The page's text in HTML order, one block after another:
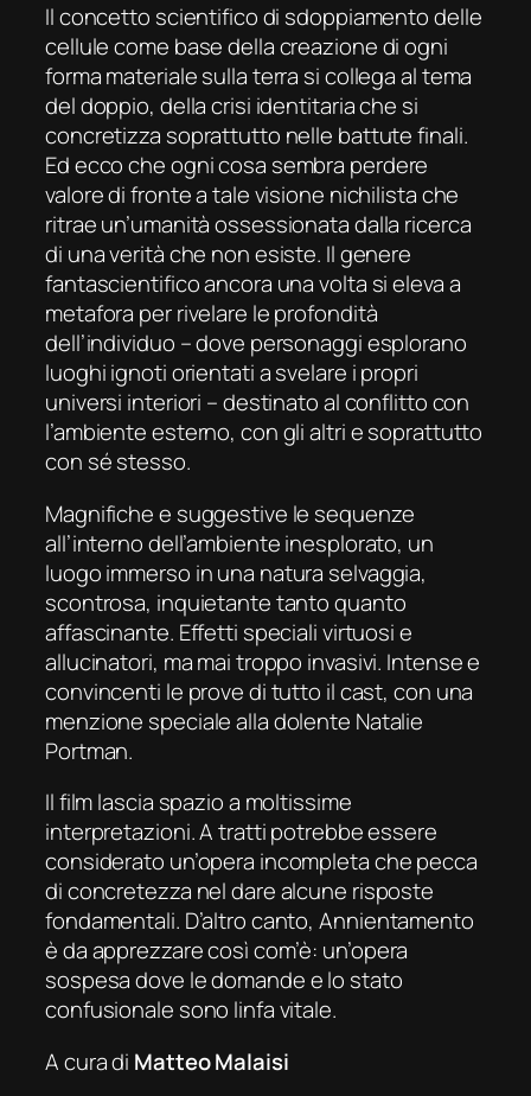
Il concetto scientifico di sdoppiamento delle
cellule come base della creazione di ogni
forma materiale sulla terra si collega al tema
del doppio, della crisi identitaria che si
concretizza soprattutto nelle battute finali.
Ed ecco che ogni cosa sembra perdere
valore di fronte a tale visione nichilista che
ritrae un’umanità ossessionata dalla ricerca
di una verità che non esiste. Il genere
fantascientifico ancora una volta si eleva a
metafora per rivelare le profondità
dell’individuo – dove personaggi esplorano
luoghi ignoti orientati a svelare i propri
universi interiori – destinato al conflitto con
l’ambiente esterno, con gli altri e soprattutto
con sé stesso.
Magnifiche e suggestive le sequenze
all’interno dell’ambiente inesplorato, un
luogo immerso in una natura selvaggia,
scontrosa, inquietante tanto quanto
affascinante. Effetti speciali virtuosi e
allucinatori, ma mai troppo invasivi. Intense e
convincenti le prove di tutto il cast, con una
menzione speciale alla dolente Natalie
Portman.
Il film lascia spazio a moltissime
interpretazioni. A tratti potrebbe essere
considerato un’opera incompleta che pecca
di concretezza nel dare alcune risposte
fondamentali. D’altro canto,Annientamento
è da apprezzare così com’è: un’opera
sospesa dove le domande e lo stato
confusionale sono linfa vitale.
A cura di Matteo Malaisi